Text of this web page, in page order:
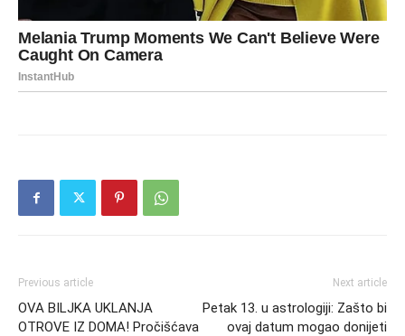
Previous article
OVA BILJKA UKLANJA
OTROVE IZ DOMA! Pročišćava
Next article
Petak 13. u astrologiji: Zašto bi
ovaj datum mogao donijeti